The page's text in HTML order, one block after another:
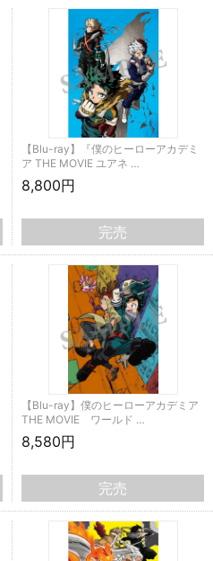
【Blu-ray】『僕のヒーローアカデミ
ア THE MOVIE ユアネ …
8,800円
完売
【Blu-ray】僕のヒーローアカデミア
THE MOVIE ワールド …
8,580円
完売